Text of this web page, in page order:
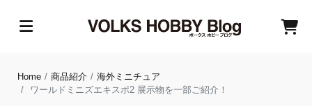
Home 商品紹介
海外ミニチュア
ワールドミニズエキスポ2 展示物を一部ご紹介！